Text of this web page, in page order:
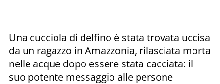
Una cucciola di delfino è stata trovata uccisa
da un ragazzo in Amazzonia, rilasciata morta
nelle acque dopo essere stata cacciata: il
suo potente messaggio alle persone